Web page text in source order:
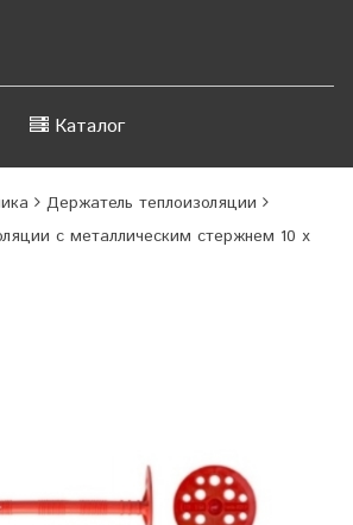
Каталог
Держатель теплоизоляции
с металлическим стержнем 10 х